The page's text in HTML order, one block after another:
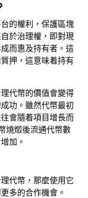
的權利，保護區塊
於治理權，即對現
而惠及持有者。這
押，這意味着持有
代幣的價值會變得
功。雖然代幣最初
會隨着項目增長而
燒燬後流通代幣數
加。
代幣，那麼使用它
多的合作機會。